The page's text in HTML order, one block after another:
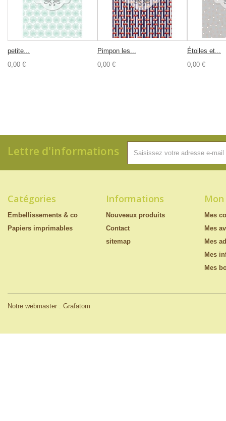
petite...
0,00 €
Pimpon les...
0,00 €
Étoiles et...
0,00 €
Lettre d'informations
Catégories
Embellissements & co
Papiers imprimables
Informations
Nouveaux produits
Contact
sitemap
Notre webmaster : Grafatom
Mes
Mes
Mes
Mes
Mes